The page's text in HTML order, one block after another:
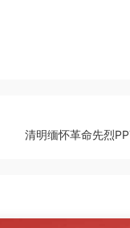
清明缅怀革命先烈